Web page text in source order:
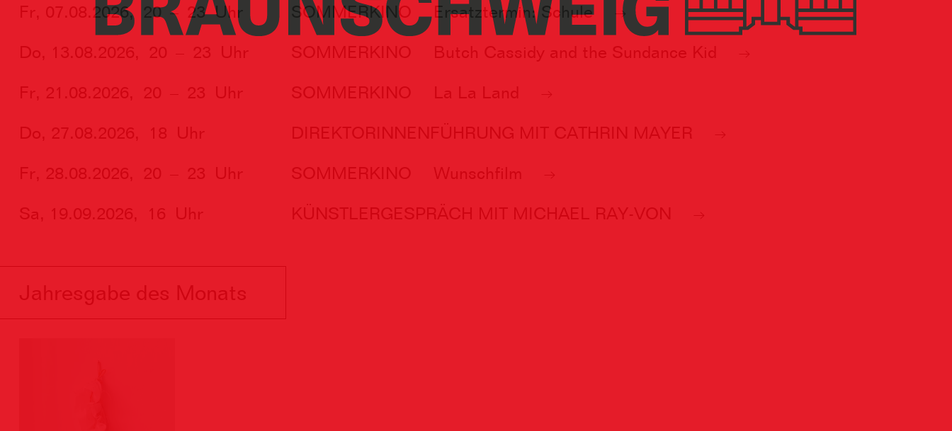
Fr, 07.08.2026, 20 – 23 Uhr SOMMERKINO
Ersatztermin: Schule
Do, 13.08.2026, 20 – 23 Uhr SOMMERKINO
Butch Cassidy and the Sundance Kid
Fr, 21.08.2026, 20 – 23 Uhr SOMMERKINO
La La Land
Do, 27.08.2026,
18 Uhr
DIREKTORINNENFÜHRUNG MIT CATHRIN MAYER
Fr, 28.08.2026, 20 – 23 Uhr SOMMERKINO
Wunschfilm
Sa, 19.09.2026,
16 Uhr KÜNSTLERGESPRÄCH MIT MICHAEL RAY-VON
Jahresgabe des Monats